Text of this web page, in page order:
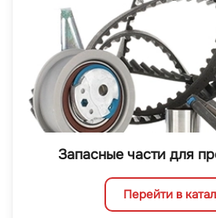
Запасные части для
Перейти в